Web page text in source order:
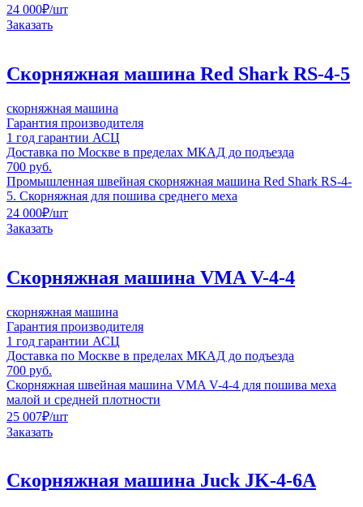
24 000₽/шт
Заказать
Скорняжная машина Red Shark RS-4-5
скорняжная машина
Гарантия производителя
1 год гарантии АСЦ
Доставка по Москве в пределах МКАД до подъезда
700 руб.
Промышленная швейная скорняжная машина Red Shark RS-4-
5. Скорняжная для пошива среднего меха
24 000₽/шт
Заказать
Скорняжная машина VMA V-4-4
скорняжная машина
Гарантия производителя
1 год гарантии АСЦ
Доставка по Москве в пределах МКАД до подъезда
700 руб.
Cкорняжная швейная машина VMA V-4-4 для пошива меха
малой и средней плотности
25 007₽/шт
Заказать
Скорняжная машина Juck JK-4-6A